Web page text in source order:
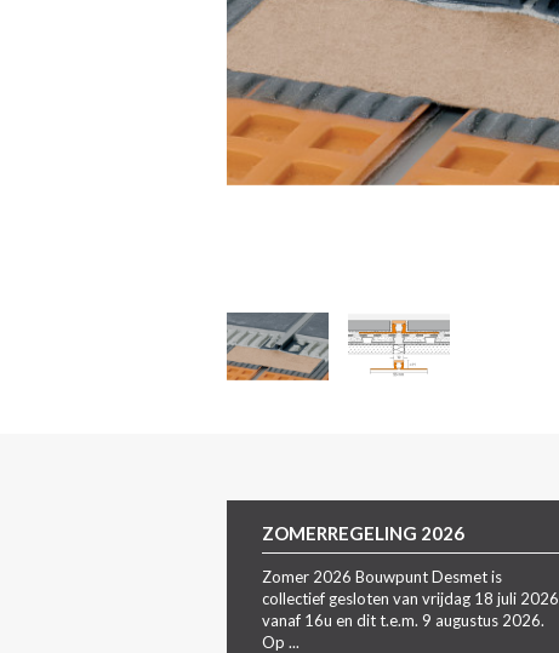
ZOMERREGELING 2026
Zomer 2026 Bouwpunt Desmet is
collectief gesloten van vrijdag 18 juli 2026
vanaf 16u en dit t.e.m. 9 augustus 2026.
Op ...